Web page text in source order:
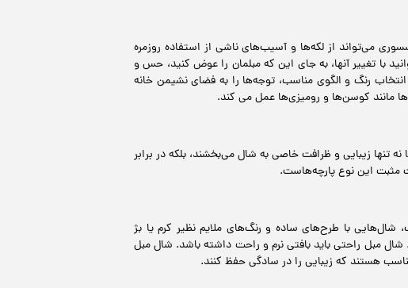
می‌تواند از لکه‌ها و آسیب‌های ناشی از استفاده روزمره
با تغییر آنها، به جای این که مبلمان را عوض کنید، حس و
رنگ و الگوی مناسب، توجه‌ها را به فضای نشیمن خانه
مانند کوسن‌ها و رومیزی‌ها عمل می کند.
تنها زیبایی و ظرافت خاصی به شال می‌بخشند، بلکه در برابر
مثبت این نوع پارچه‌هاست.
شال‌هایی با طرح‌های ساده و رنگ‌های ملایم نظیر کرم یا بژ
شال مبل‌ راحتی باید بافتی نرم و راحت داشته باشد. شال مبل‌
هستند که زیبایی را در سادگی حفظ کنند.